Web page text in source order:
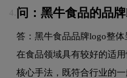
4. 问：黑牛食品的品
答：黑牛食品品牌logo整
在食品领域具有较好的适
核心手法，既符合行业的